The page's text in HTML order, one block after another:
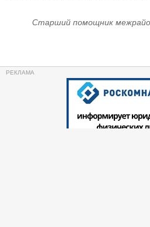
Старший помощник